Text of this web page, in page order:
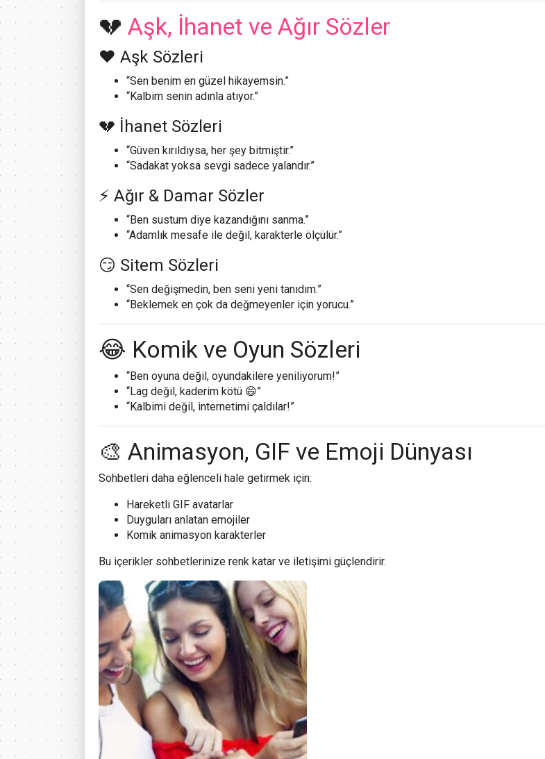
💔 Aşk, İhanet ve Ağır Sözler
❤️ Aşk Sözleri
“Sen benim en güzel hikayemsin.”
“Kalbim senin adınla atıyor.”
💔 İhanet Sözleri
“Güven kırıldıysa, her şey bitmiştir.”
“Sadakat yoksa sevgi sadece yalandır.”
⚡ Ağır & Damar Sözler
“Ben sustum diye kazandığını sanma.”
“Adamlık mesafe ile değil, karakterle ölçülür.”
😏 Sitem Sözleri
“Sen değişmedin, ben seni yeni tanıdım.”
“Beklemek en çok da değmeyenler için yorucu.”
😂 Komik ve Oyun Sözleri
“Ben oyuna değil, oyundakilere yeniliyorum!”
“Lag değil, kaderim kötü 😄”
“Kalbimi değil, internetimi çaldılar!”
🎨 Animasyon, GIF ve Emoji Dünyası
Sohbetleri daha eğlenceli hale getirmek için:
Hareketli GIF avatarlar
Duyguları anlatan emojiler
Komik animasyon karakterler
Bu içerikler sohbetlerinize renk katar ve iletişimi güçlendirir.